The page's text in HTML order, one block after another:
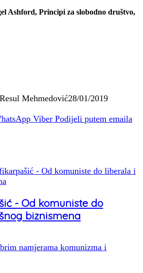
Ashford, Principi za slobodno društvo,
Resul Mehmedović28/01/2019
Viber Podijeli putem emaila
- Od komuniste do
biznismena